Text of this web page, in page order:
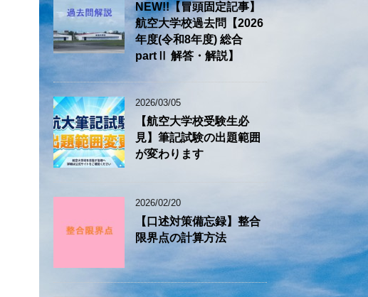
NEW!!【冒頭固定記事】
航空大学校過去問【2026
年度(令和8年度) 総合
partⅡ 解答・解説】
2026/03/05
【航空大学校受験生必
見】筆記試験の出題範囲
が変わります
2026/02/20
【口述対策備忘録】整合
限界点の計算方法